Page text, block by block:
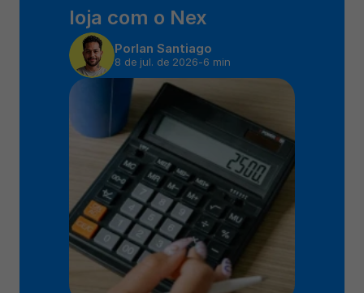
loja com o Nex
PorIan Santiago
8 de jul. de 2026-6 min